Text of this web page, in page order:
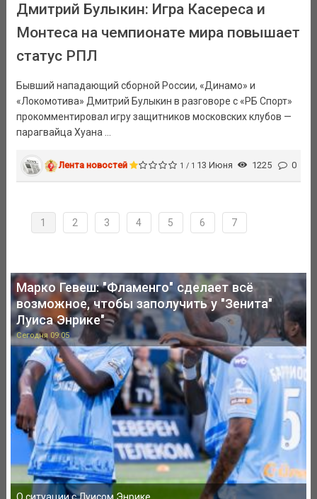
Дмитрий Булыкин: Игра Касереса и
Монтеса на чемпионате мира повышает
статус РПЛ
Бывший нападающий сборной России, «Динамо» и
«Локомотива» Дмитрий Булыкин в разговоре с «РБ Спорт»
прокомментировал игру защитников московских клубов —
парагвайца Хуана ...
Лента новостей 1 / 1 13 Июня 1225 0
1 2 3 4 5 6 7
Марко Гевеш: "Фламенго" сделает всё
возможное, чтобы заполучить у "Зенита"
Луиса Энрике"
Сегодня 09:05